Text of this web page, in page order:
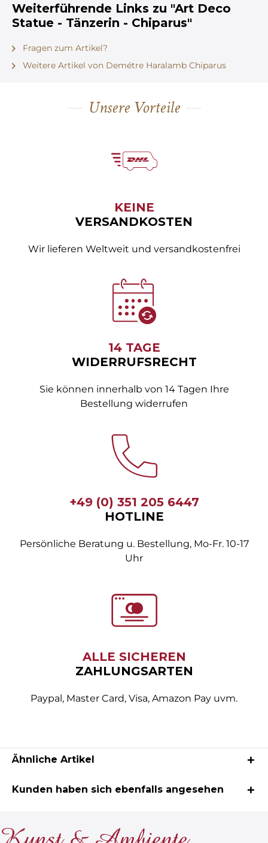
Weiterführende Links zu "Art Deco
Statue - Tänzerin - Chiparus"
Fragen zum Artikel?
Weitere Artikel von Demétre Haralamb Chiparus
Unsere Vorteile
KEINE
VERSANDKOSTEN
Wir lieferen Weltweit und versandkostenfrei
14 TAGE
WIDERRUFSRECHT
Sie können innerhalb von 14 Tagen Ihre
Bestellung widerrufen
+49 (0) 351 205 6447
HOTLINE
Persönliche Beratung u. Bestellung, Mo-Fr. 10-17
Uhr
ALLE SICHEREN
ZAHLUNGSARTEN
Paypal, Master Card, Visa, Amazon Pay uvm.
Ähnliche Artikel
Kunden haben sich ebenfalls angesehen